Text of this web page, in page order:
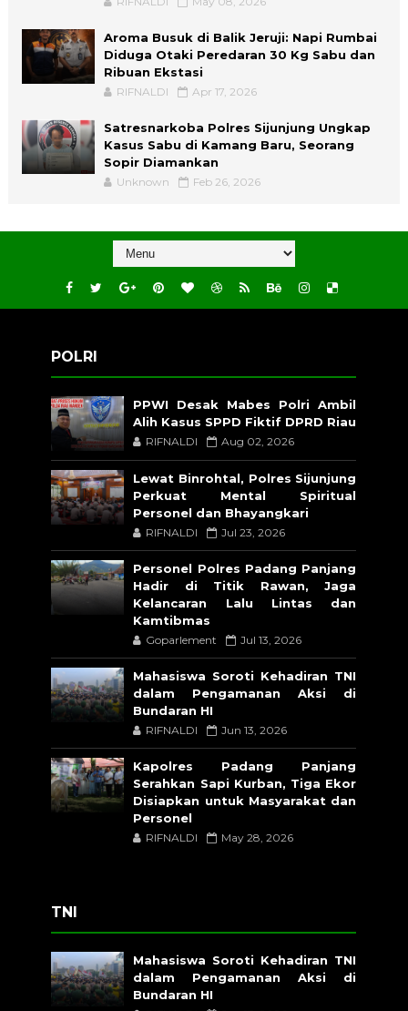
Aroma Busuk di Balik Jeruji: Napi Rumbai
Diduga Otaki Peredaran 30 Kg Sabu dan
Ribuan Ekstasi
RIFNALDI Apr 17, 2026
Satresnarkoba Polres Sijunjung Ungkap
Kasus Sabu di Kamang Baru, Seorang
Sopir Diamankan
Unknown Feb 26, 2026
POLRI
PPWI Desak Mabes Polri Ambil
Alih Kasus SPPD Fiktif DPRD Riau
RIFNALDI Aug 02, 2026
Lewat Binrohtal, Polres Sijunjung
Perkuat Mental Spiritual
Personel dan Bhayangkari
RIFNALDI Jul 23, 2026
Personel Polres Padang Panjang
Hadir di Titik Rawan, Jaga
Kelancaran Lalu Lintas dan
Kamtibmas
Goparlement Jul 13, 2026
Mahasiswa Soroti Kehadiran TNI
dalam Pengamanan Aksi di
Bundaran HI
RIFNALDI Jun 13, 2026
Kapolres Padang Panjang
Serahkan Sapi Kurban, Tiga Ekor
Disiapkan untuk Masyarakat dan
Personel
RIFNALDI May 28, 2026
TNI
Mahasiswa Soroti Kehadiran TNI
dalam Pengamanan Aksi di
Bundaran HI